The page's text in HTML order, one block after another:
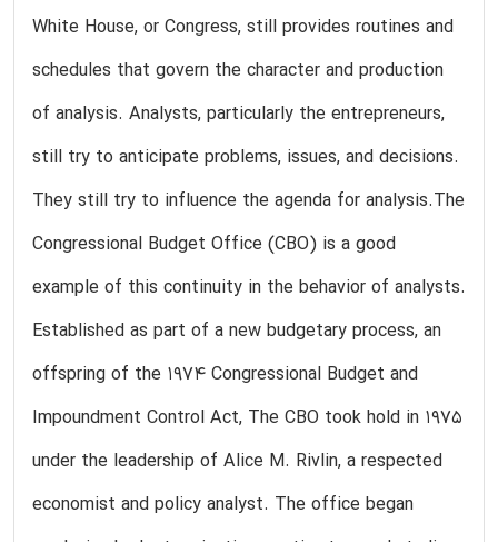
White House, or Congress, still provides routines and
schedules that govern the character and production
of analysis. Analysts, particularly the entrepreneurs,
still try to anticipate problems, issues, and decisions.
They still try to influence the agenda for analysis.The
Congressional Budget Office (CBO) is a good
example of this continuity in the behavior of analysts.
Established as part of a new budgetary process, an
offspring of the 1974 Congressional Budget and
Impoundment Control Act, The CBO took hold in 1975
under the leadership of Alice M. Rivlin, a respected
economist and policy analyst. The office began